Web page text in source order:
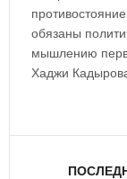
обязаны
мышлению
Хаджи